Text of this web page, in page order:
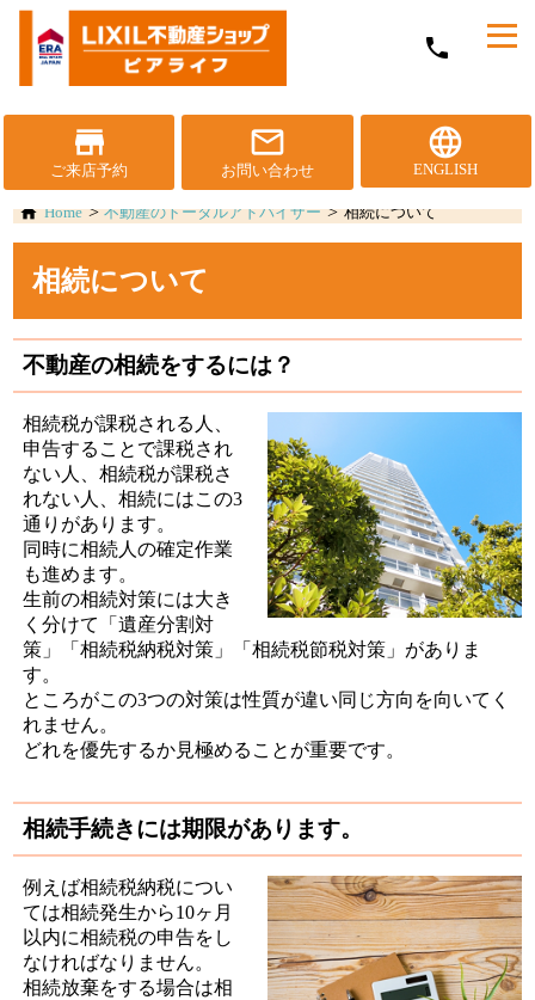
phone
メ
ニ
く
store
ご来店予約
mail_outline
お問い合わせ
language
ENGLISH
Home 不動産のトータルアドバイザー 相続について
相続について
不動産の相続をするには？
相続税が課税される人、
申告することで課税され
ない人、相続税が課税さ
れない人、相続にはこの3
通りがあります。
同時に相続人の確定作業
も進めます。
生前の相続対策には大き
く分けて「遺産分割対
策」「相続税納税対策」「相続税節税対策」がありま
す。
ところがこの3つの対策は性質が違い同じ方向を向いてく
れません。
どれを優先するか見極めることが重要です。
相続手続きには期限があります。
例えば相続税納税につい
ては相続発生から10ヶ月
以内に相続税の申告をし
なければなりません。
相続放棄をする場合は相